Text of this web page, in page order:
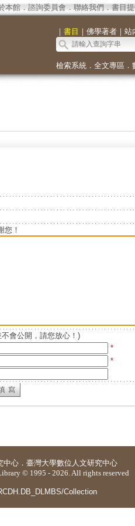
本館． 諮詢委員會． 聯絡我們 ． 書目
｜ 書目 ｜ 佛學著者｜ 站
檢索系統． 全文專區 ．
您！
會公開，請您放心！)
*
*
中心 ． 臺灣大學數位人文研究中心
© 1995 - 2026. All rights reserved
Collection